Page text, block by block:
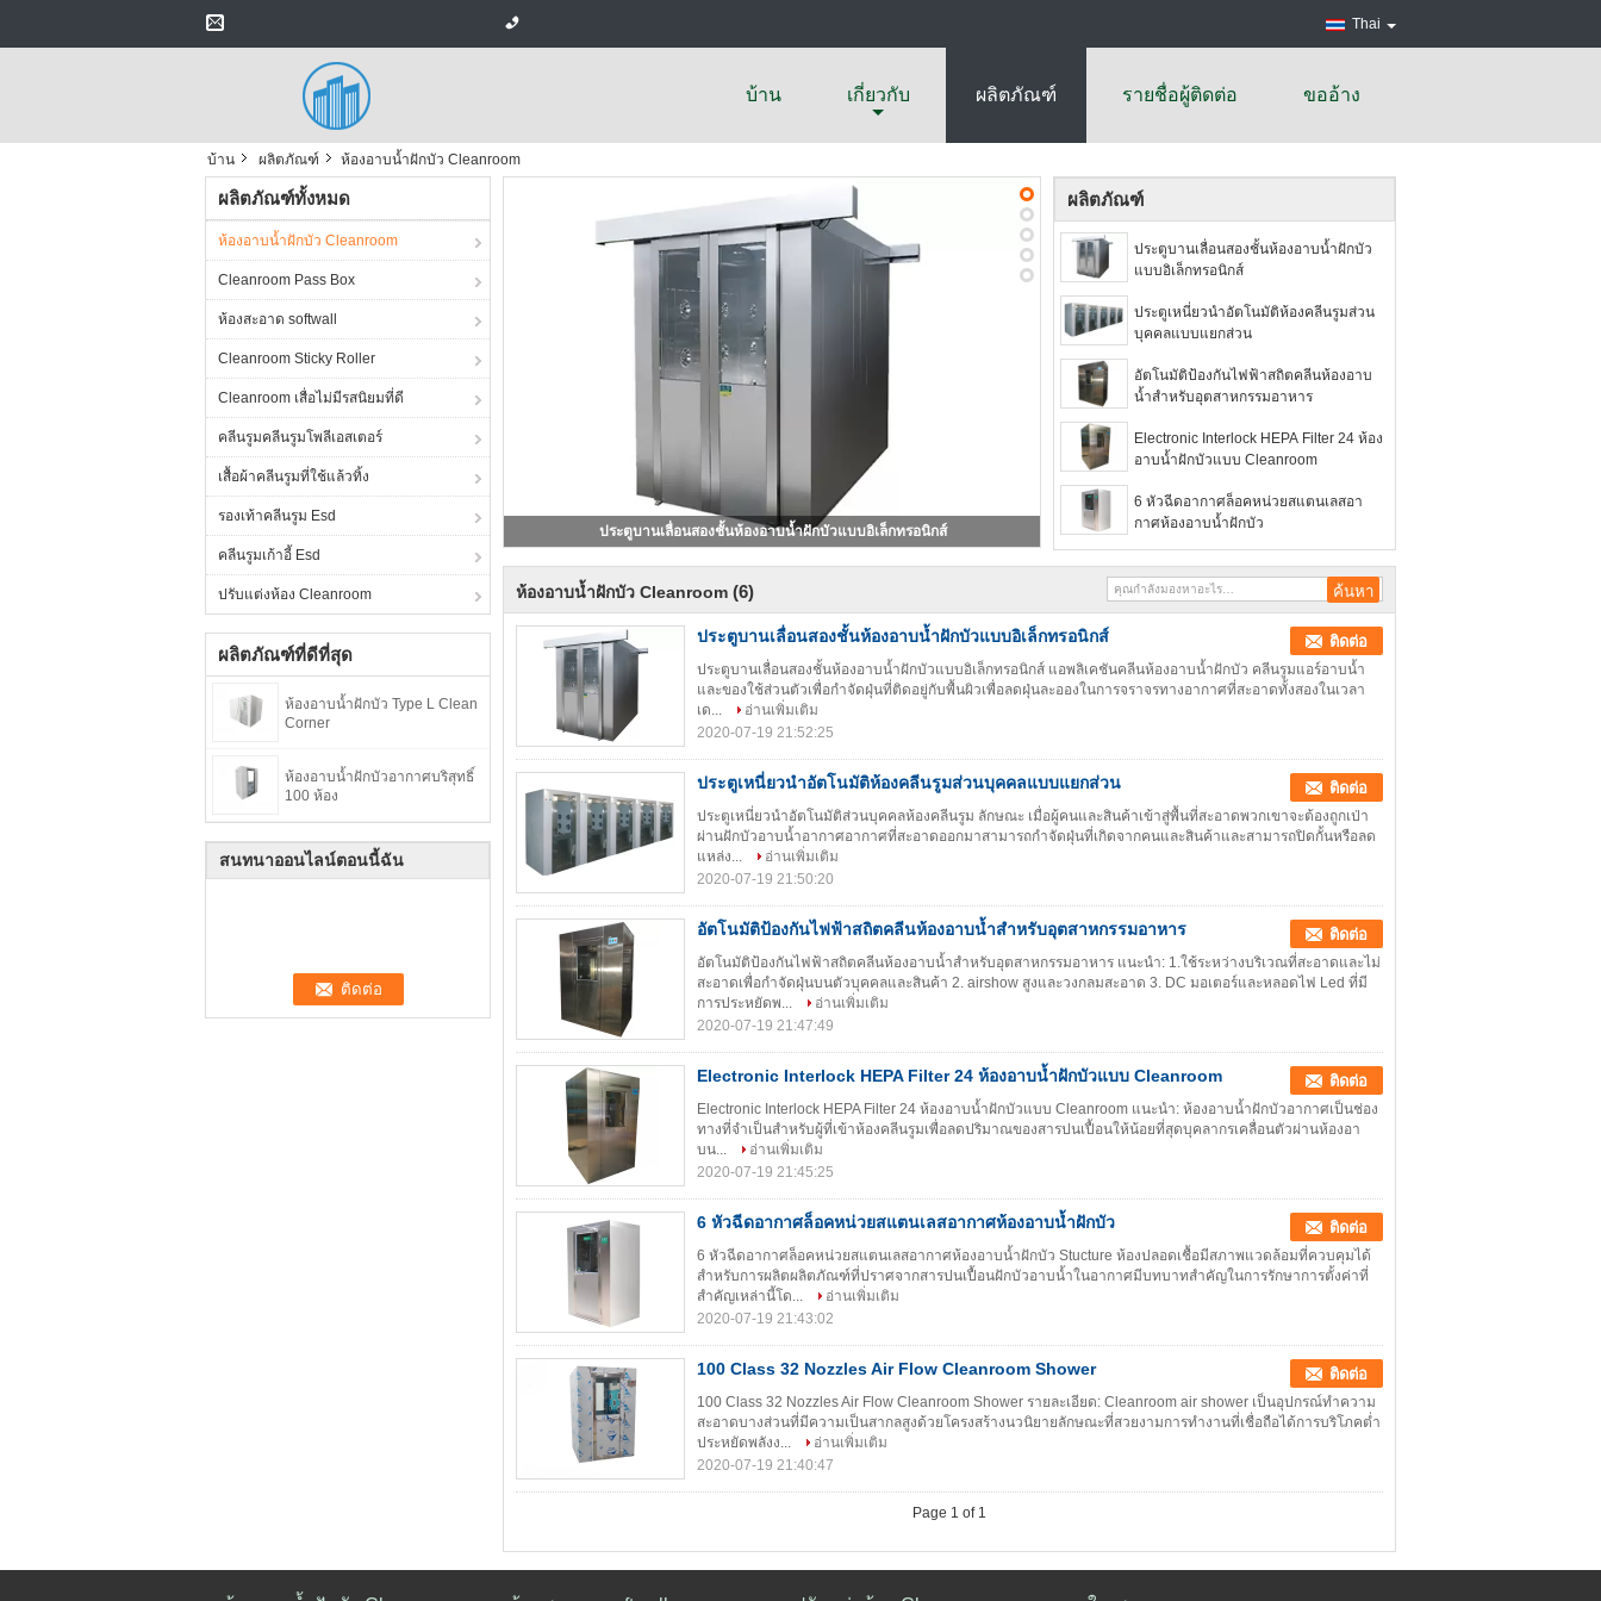
Thai
บ้าน เกี่ยวกับ ผลิตภัณฑ์ รายชื่อผู้ติดต่อ ขออ้าง
บ้าน ผลิตภัณฑ์ ห้องอาบน้ำฝักบัว Cleanroom
ผลิตภัณฑ์ทั้งหมด
ห้องอาบน้ำฝักบัว Cleanroom
Cleanroom Pass Box
ห้องสะอาด softwall
Cleanroom Sticky Roller
Cleanroom เสื่อไม่มีรสนิยมที่ดี
คลีนรูมคลีนรูมโพลีเอสเตอร์
เสื้อผ้าคลีนรูมที่ใช้แล้วทิ้ง
รองเท้าคลีนรูม Esd
คลีนรูมเก้าอี้ Esd
ปรับแต่งห้อง Cleanroom
ผลิตภัณฑ์ที่ดีที่สุด
ห้องอาบน้ำฝักบัว Type L Clean
Corner
ห้องอาบน้ำฝักบัวอากาศบริสุทธิ์
100 ห้อง
สนทนาออนไลน์ตอนนี้ฉัน
ประตูบานเลื่อนสองชั้นห้องอาบน้ำฝักบัวแบบอิเล็กทรอนิกส์
ผลิตภัณฑ์
ประตูบานเลื่อนสองชั้นห้องอาบน้ำฝักบัว
แบบอิเล็กทรอนิกส์
ประตูเหนี่ยวนำอัตโนมัติห้องคลีนรูมส่วน
บุคคลแบบแยกส่วน
อัตโนมัติป้องกันไฟฟ้าสถิตคลีนห้องอาบ
น้ำสำหรับอุตสาหกรรมอาหาร
Electronic Interlock HEPA Filter 24 ห้อง
อาบน้ำฝักบัวแบบ Cleanroom
6 หัวฉีดอากาศล็อคหน่วยสแตนเลสอา
กาศห้องอาบน้ำฝักบัว
ห้องอาบน้ำฝักบัว Cleanroom (6)
ประตูบานเลื่อนสองชั้นห้องอาบน้ำฝักบัวแบบอิเล็กทรอนิกส์ ติดต่อ
ประตูบานเลื่อนสองชั้นห้องอาบน้ำฝักบัวแบบอิเล็กทรอนิกส์ แอพลิเคชันคลีนห้องอาบน้ำฝักบัว คลีนรูมแอร์อาบน้ำ
และของใช้ส่วนตัวเพื่อกำจัดฝุ่นที่ติดอยู่กับพื้นผิวเพื่อลดฝุ่นละอองในการจราจรทางอากาศที่สะอาดทั้งสองในเวลา
เด...
อ่านเพิ่มเติม
2020-07-19 21:52:25
ประตูเหนี่ยวนำอัตโนมัติห้องคลีนรูมส่วนบุคคลแบบแยกส่วน ติดต่อ
ประตูเหนี่ยวนำอัตโนมัติส่วนบุคคลห้องคลีนรูม ลักษณะ เมื่อผู้คนและสินค้าเข้าสู่พื้นที่สะอาดพวกเขาจะต้องถูกเป่า
ผ่านฝักบัวอาบน้ำอากาศอากาศที่สะอาดออกมาสามารถกำจัดฝุ่นที่เกิดจากคนและสินค้าและสามารถปิดกั้นหรือลด
แหล่ง...
อ่านเพิ่มเติม
2020-07-19 21:50:20
อัตโนมัติป้องกันไฟฟ้าสถิตคลีนห้องอาบน้ำสำหรับอุตสาหกรรมอาหาร ติดต่อ
อัตโนมัติป้องกันไฟฟ้าสถิตคลีนห้องอาบน้ำสำหรับอุตสาหกรรมอาหาร แนะนำ: 1.ใช้ระหว่างบริเวณที่สะอาดและไม่
สะอาดเพื่อกำจัดฝุ่นบนตัวบุคคลและสินค้า 2. airshow สูงและวงกลมสะอาด 3. DC มอเตอร์และหลอดไฟ Led ที่มี
การประหยัดพ...
อ่านเพิ่มเติม
2020-07-19 21:47:49
Electronic Interlock HEPA Filter 24 ห้องอาบน้ำฝักบัวแบบ Cleanroom ติดต่อ
Electronic Interlock HEPA Filter 24 ห้องอาบน้ำฝักบัวแบบ Cleanroom แนะนำ: ห้องอาบน้ำฝักบัวอากาศเป็นช่อง
ทางที่จำเป็นสำหรับผู้ที่เข้าห้องคลีนรูมเพื่อลดปริมาณของสารปนเปื้อนให้น้อยที่สุดบุคลากรเคลื่อนตัวผ่านห้องอา
บน...
อ่านเพิ่มเติม
2020-07-19 21:45:25
6 หัวฉีดอากาศล็อคหน่วยสแตนเลสอากาศห้องอาบน้ำฝักบัว ติดต่อ
6 หัวฉีดอากาศล็อคหน่วยสแตนเลสอากาศห้องอาบน้ำฝักบัว Stucture ห้องปลอดเชื้อมีสภาพแวดล้อมที่ควบคุมได้
สำหรับการผลิตผลิตภัณฑ์ที่ปราศจากสารปนเปื้อนฝักบัวอาบน้ำในอากาศมีบทบาทสำคัญในการรักษาการตั้งค่าที่
สำคัญเหล่านี้โด...
อ่านเพิ่มเติม
2020-07-19 21:43:02
100 Class 32 Nozzles Air Flow Cleanroom Shower ติดต่อ
100 Class 32 Nozzles Air Flow Cleanroom Shower รายละเอียด: Cleanroom air shower เป็นอุปกรณ์ทำความ
สะอาดบางส่วนที่มีความเป็นสากลสูงด้วยโครงสร้างนวนิยายลักษณะที่สวยงามการทำงานที่เชื่อถือได้การบริโภคต่ำ
ประหยัดพลังง...
อ่านเพิ่มเติม
2020-07-19 21:40:47
Page 1 of 1